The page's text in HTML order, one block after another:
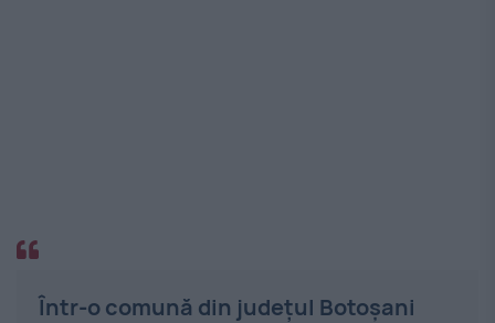
Într-o comună din judeţul Botoşani